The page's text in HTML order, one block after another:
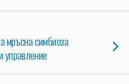
мръсна симбиоза
управление